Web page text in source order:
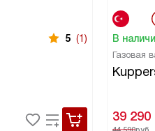
5 (1) В
Газовая
39 290